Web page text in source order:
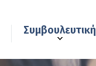
Συμβουλευτική